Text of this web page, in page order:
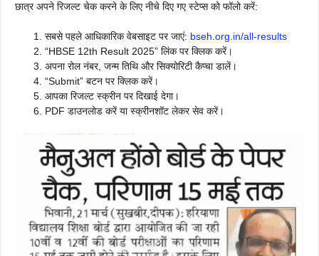
छात्र अपने रिजल्ट चेक करने के लिए नीचे दिए गए स्टेप्स को फॉलो करें:
सबसे पहले आधिकारिक वेबसाइट पर जाएं: bseh.org.in/all-results
“HBSE 12th Result 2025” लिंक पर क्लिक करें।
अपना रोल नंबर, जन्म तिथि और सिक्योरिटी कैप्चा डालें।
“Submit” बटन पर क्लिक करें।
आपका रिजल्ट स्क्रीन पर दिखाई देगा।
PDF डाउनलोड करें या स्क्रीनशॉट लेकर सेव करें।